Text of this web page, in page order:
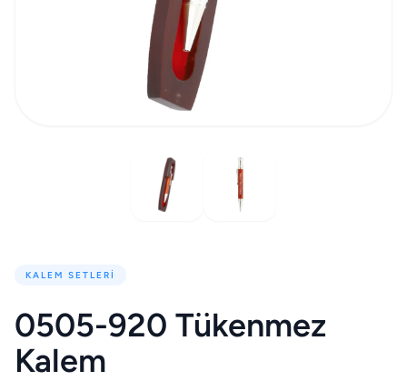
KALEM SETLERI
0505-920 Tükenmez
Kalem